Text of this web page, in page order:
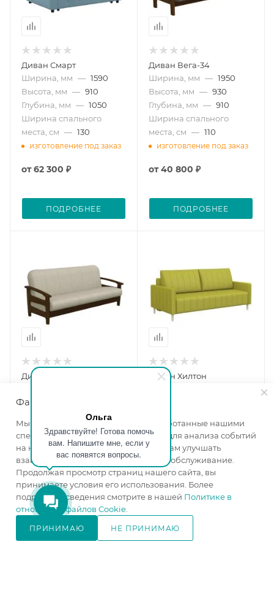
Ольга
Здравствуйте! Готова помочь
вам. Напишите мне, если у
вас появятся вопросы.
В КОРЗИНУ
Диван Смарт
Ширина, мм — 1590
Высота, мм — 910
Глубина, мм — 1050
Ширина спального
места, см — 130
изготовление под заказ
от62 300 ₽
ПОДРОБНЕЕ
Диван Вега-34
Ширина, мм — 1950
Высота, мм — 930
Глубина, мм — 910
Ширина спального
места, см — 110
изготовление под заказ
от40 800 ₽
ПОДРОБНЕЕ
Диван Омега
Высота, мм
960
Ширина спального
места, см
— 120
изготовление под заказ
от 44 200 ₽
ПОДРОБНЕЕ
Диван Хилтон
Ширина спального
места, см
изготовление под заказ
69 100 ₽
ПОДРОБНЕЕ
Файлы cookie
Мы используем файлы cookie, разработанные нашими
специалистами и третьими лицами, для анализа событий
на нашем веб-сайте, что позволяет нам улучшать
взаимодействие с пользователями и обслуживание.
Продолжая просмотр страниц нашего сайта, вы
принимаете условия его использования. Более
подробные сведения смотрите в нашей Политике в
отношении файлов Cookie
ПРИНИМАЮ НЕ ПРИНИМАЮ